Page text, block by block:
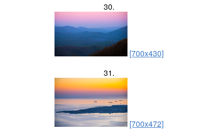
30.
[700x430]
31.
[700x472]